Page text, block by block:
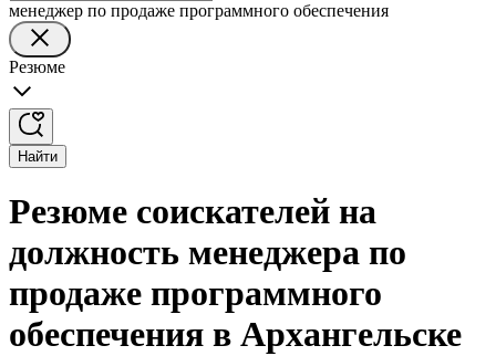
менеджер по продаже программного обеспечения
Резюме
Найти
Резюме соискателей на
должность менеджера по
продаже программного
обеспечения в Архангельске